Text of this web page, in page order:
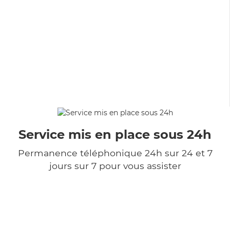
Service mis en place sous 24h
Permanence téléphonique 24h sur 24 et 7
jours sur 7 pour vous assister